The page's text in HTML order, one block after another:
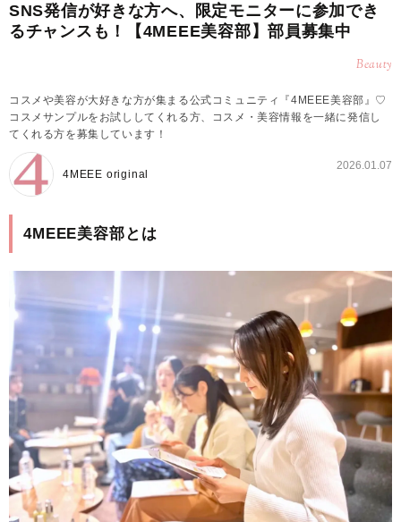
SNS発信が好きな方へ、限定モニターに参加でき
るチャンスも！【4MEEE美容部】部員募集中
Beauty
コスメや美容が大好きな方が集まる公式コミュニティ『4MEEE美容部』♡
コスメサンプルをお試ししてくれる方、コスメ・美容情報を一緒に発信し
てくれる方を募集しています！
4MEEE original
2026.01.07
4MEEE美容部とは